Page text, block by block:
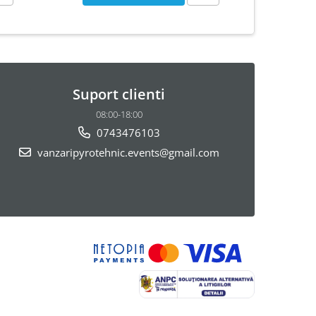
Suport clienti
08:00-18:00
0743476103
vanzaripyrotehnic.events@gmail.com